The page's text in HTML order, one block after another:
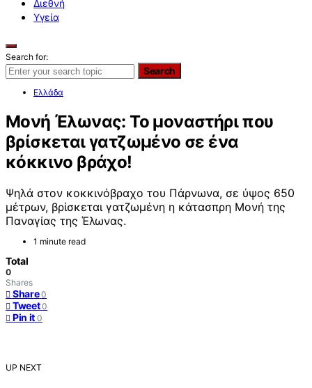
Διεθνή
Υγεία
Search for:
Search
Ελλάδα
Μονή Έλωνας: Το μοναστήρι που
βρίσκεται γατζωμένο σε ένα
κόκκινο βράχο!
Ψηλά στον κοκκινόβραχο του Πάρνωνα, σε ύψος 650
μέτρων, βρίσκεται γατζωμένη η κάτασπρη Μονή της
Παναγίας της Έλωνας.
1 minute read
Total
0
Shares
Share 0
Tweet 0
Pin it 0
UP NEXT